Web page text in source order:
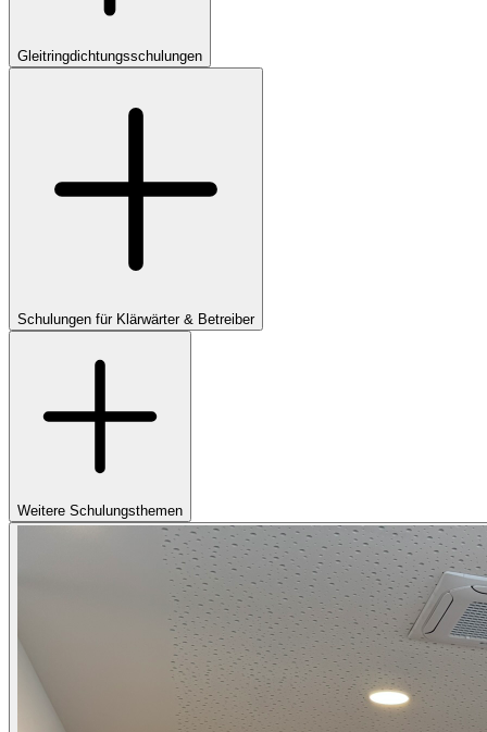
Gleitringdichtungsschulungen
Schulungen für Klärwärter & Betreiber
Weitere Schulungsthemen